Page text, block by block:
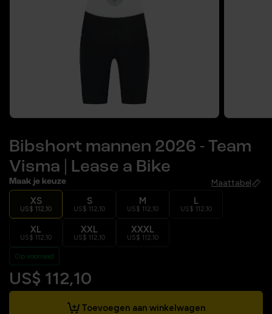
Bibshort mannen 2026 - Team
Visma | Lease a Bike
Maak je keuze Maattabel
XS
US$ 112,10
S
US$ 112,10
M
US$ 112,10
L
US$ 112,10
XL
US$ 112,10
XXL
US$ 112,10
XXXL
US$ 112,10
Op voorraad
US$ 112,10
Toevoegen aan winkelwagen